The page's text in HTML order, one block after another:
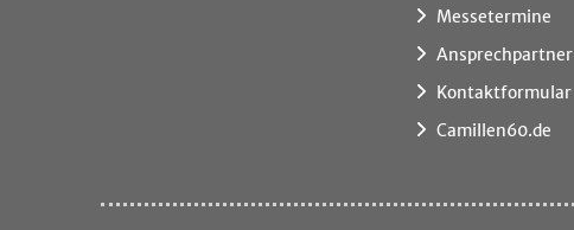
Messetermine
Ansprechpartner
Kontaktformular
Camillen60.de